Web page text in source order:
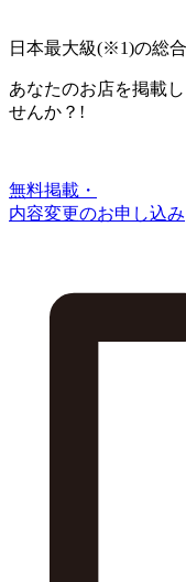
日本最大級(※1)の総
あなたのお店を掲載
せんか？!
無料掲載・
内容変更のお申し込み